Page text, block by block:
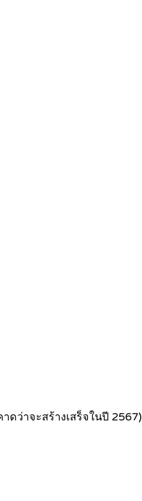
ว่าจะสร้างเสร็จในปี 2567)